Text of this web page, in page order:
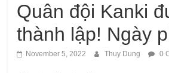
Quân đội Kanki
thành lập! Ngày
November 5, 2022 Thuy Dung 0